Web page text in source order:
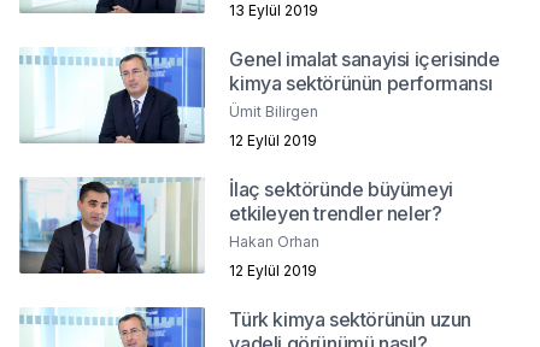
13 Eylül 2019
Genel imalat sanayisi içerisinde
kimya sektörünün performansı
Ümit Bilirgen
12 Eylül 2019
İlaç sektöründe büyümeyi
etkileyen trendler neler?
Hakan Orhan
12 Eylül 2019
Türk kimya sektörünün uzun